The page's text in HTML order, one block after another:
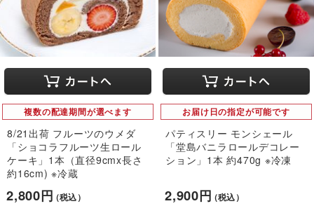
複数の配達期間が選べます
8/21出荷 フルーツのウメダ
「ショコラフルーツ生ロール
ケーキ」1本（直径9cmx長さ
約16cm) ※冷蔵
2,800円（税込）
お届け日の指定が可能です
パティスリー モンシェール
「堂島バニラロールデコレー
ション」1本 約470g ※冷凍
2,900円（税込）